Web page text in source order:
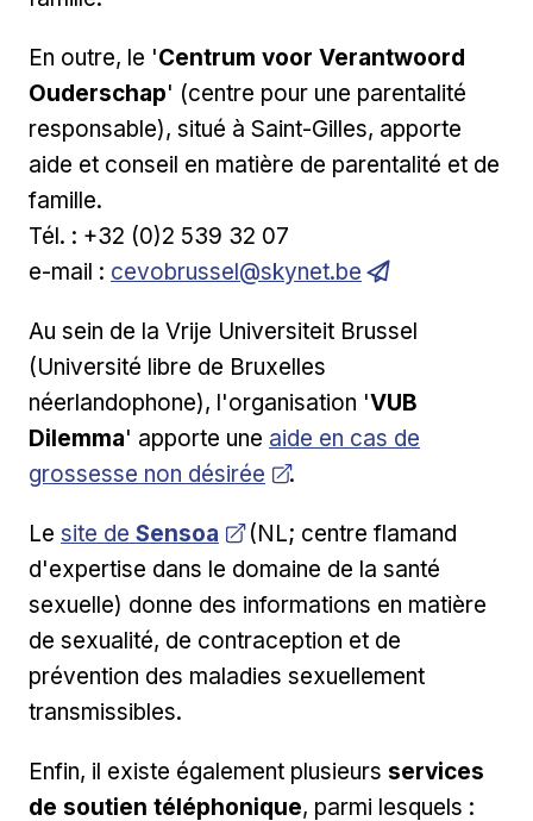
En outre, le 'Centrum voor Verantwoord
Ouderschap' (centre pour une parentalité
responsable), situé à Saint-Gilles, apporte
aide et conseil en matière de parentalité et de
famille.
Tél. : +32 (0)2 539 32 07
e-mail : cevobrussel@skynet.be
Au sein de la Vrije Universiteit Brussel
(Université libre de Bruxelles
néerlandophone), l'organisation 'VUB
Dilemma' apporte une Ouvrir dans une nouvelle
aide en cas de
grossesse non désirée
.
Le Ouvrir dans une nouvelle fenêtre
site de Sensoa
(NL; centre flamand
d'expertise dans le domaine de la santé
sexuelle) donne des informations en matière
de sexualité, de contraception et de
prévention des maladies sexuellement
transmissibles.
Enfin, il existe également plusieurs services
de soutien téléphonique, parmi lesquels :